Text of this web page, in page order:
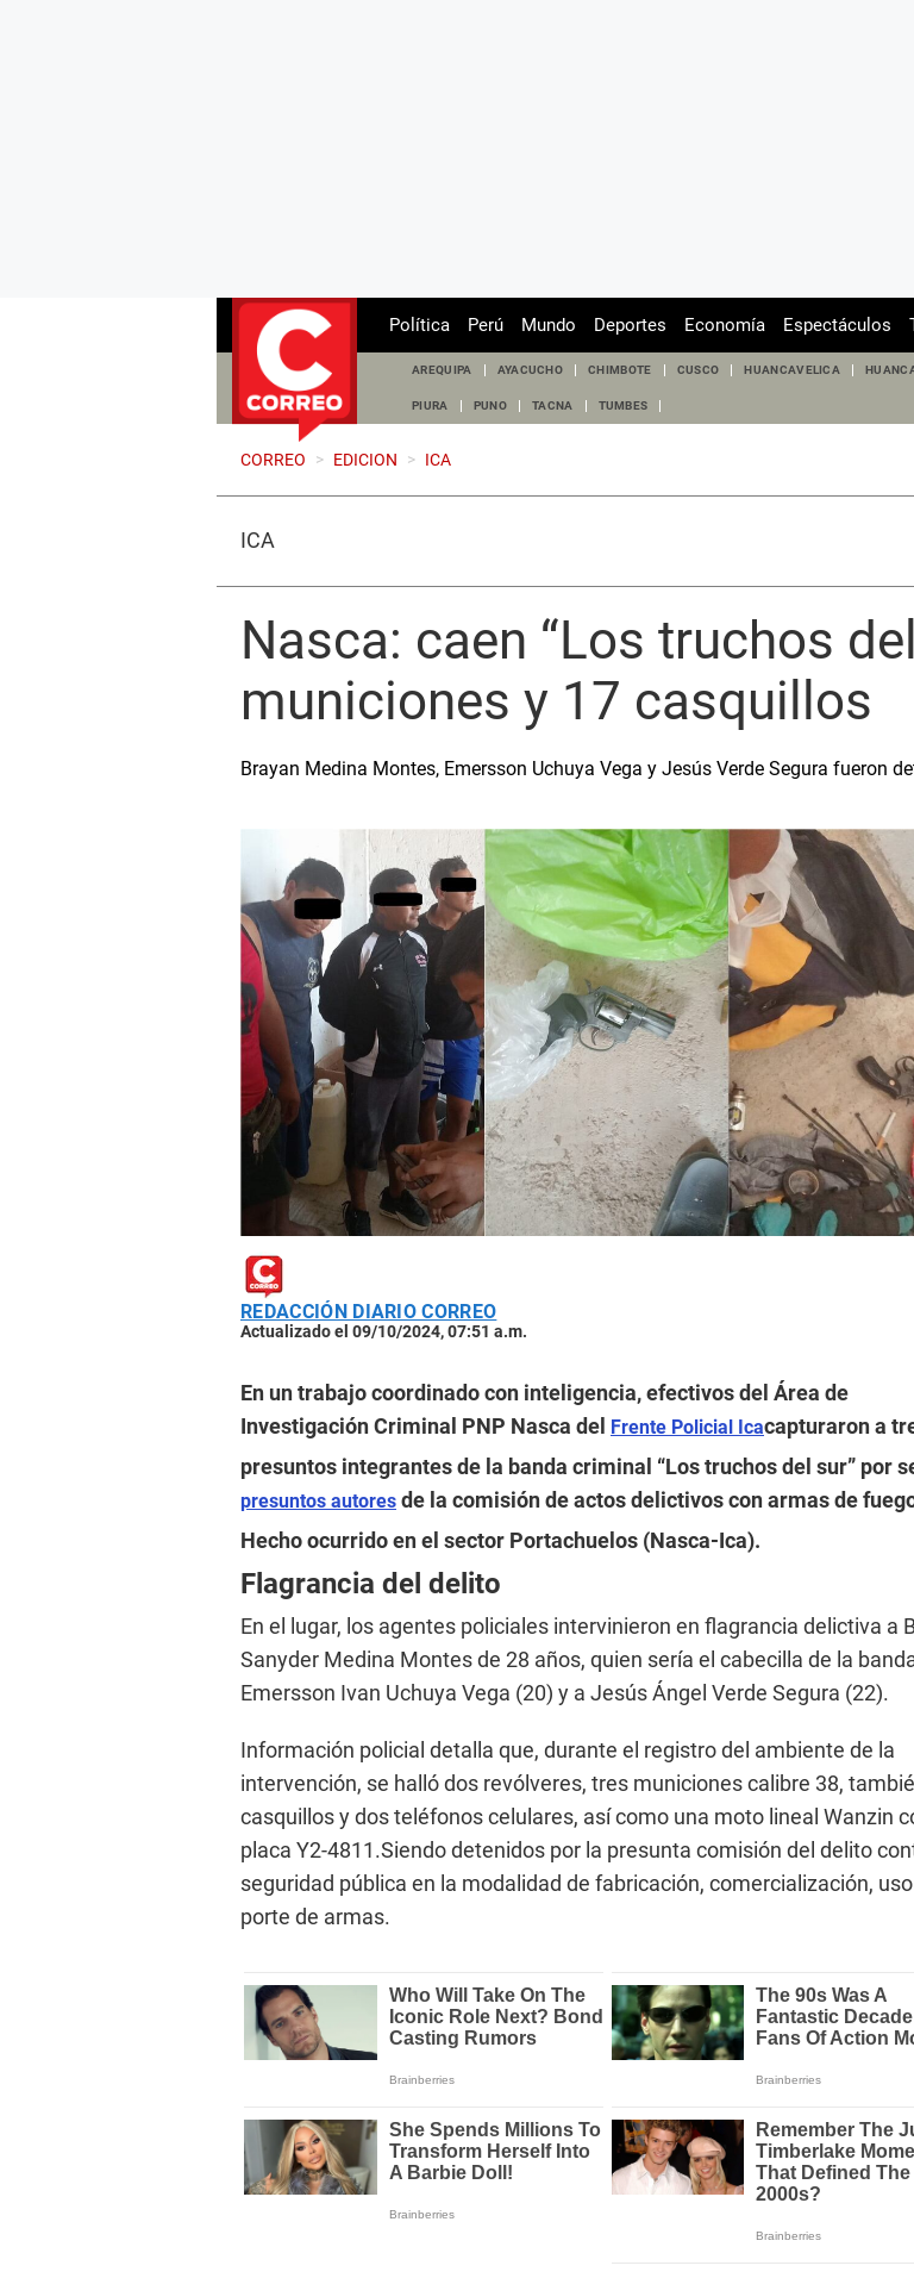
Política Perú Mundo Deportes Economía Espectáculos
AREQUIPA AYACUCHO CHIMBOTE CUSCO HUANCAVELICA
PIURA PUNO TACNA TUMBES
CORREO > EDICION > ICA
ICA
Nasca: caen “Los truchos
municiones y 17 casquillos
Brayan Medina Montes, Emersson Uchuya Vega y Jesús Verde Segura fueron
REDACCIÓN DIARIO CORREO
Actualizado el 09/10/2024, 07:51 a.m.
En un trabajo coordinado con inteligencia, efectivos del Área de
Investigación Criminal PNP Nasca del
Frente Policial Icacapturaron a
presuntos integrantes de la banda criminal “Los truchos del sur” por
presuntos autores de la comisión de actos delictivos con armas de
Hecho ocurrido en el sector Portachuelos (Nasca-Ica).
Flagrancia del delito
En el lugar, los agentes policiales intervinieron en flagrancia delictiva a
Sanyder Medina Montes de 28 años, quien sería el cabecilla de la
Emersson Ivan Uchuya Vega (20) y a Jesús Ángel Verde Segura (22).
Información policial detalla que, durante el registro del ambiente de la
intervención, se halló dos revólveres, tres municiones calibre 38,
casquillos y dos teléfonos celulares, así como una moto lineal Wanzin
placa Y2-4811.Siendo detenidos por la presunta comisión del delito
seguridad pública en la modalidad de fabricación, comercialización,
porte de armas.